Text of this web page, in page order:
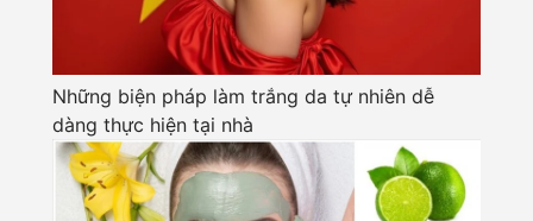
Những biện pháp làm trắng da tự nhiên dễ
dàng thực hiện tại nhà